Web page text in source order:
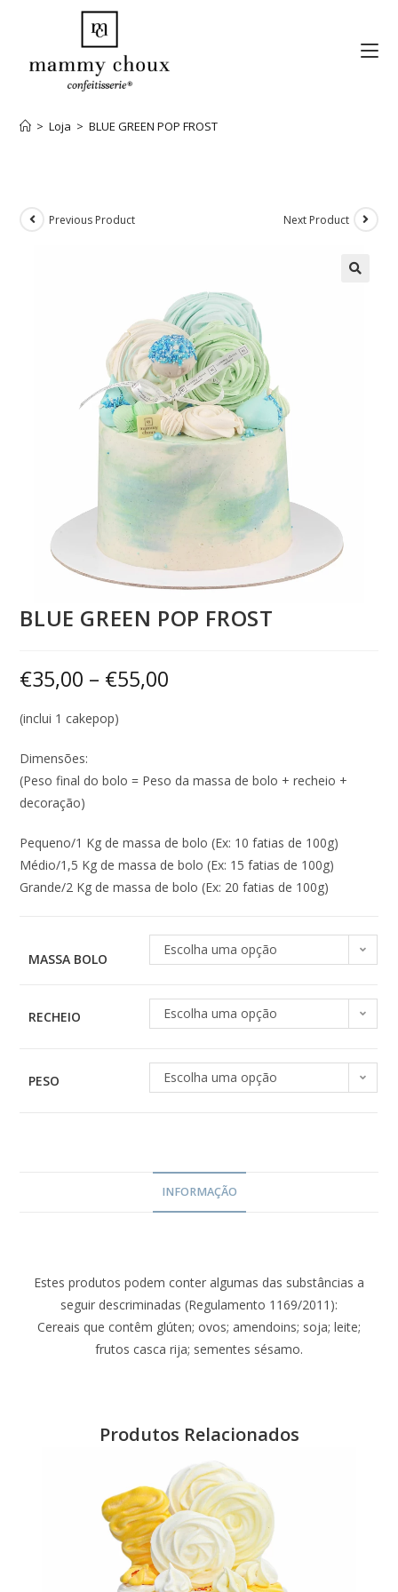
> Loja > BLUE GREEN POP FROST
Previous Product Next Product
BLUE GREEN POP FROST
€35,00 – €55,00
(inclui 1 cakepop)
Dimensões:
(Peso final do bolo = Peso da massa de bolo + recheio +
decoração)
Pequeno/1 Kg de massa de bolo (Ex: 10 fatias de 100g)
Médio/1,5 Kg de massa de bolo (Ex: 15 fatias de 100g)
Grande/2 Kg de massa de bolo (Ex: 20 fatias de 100g)
MASSA BOLO
Escolha uma opção
RECHEIO Escolha uma opção
PESO Escolha uma opção
INFORMAÇÃO
Estes produtos podem conter algumas das substâncias a
seguir descriminadas (Regulamento 1169/2011):
Cereais que contêm glúten; ovos; amendoins; soja; leite;
frutos casca rija; sementes sésamo.
Produtos Relacionados